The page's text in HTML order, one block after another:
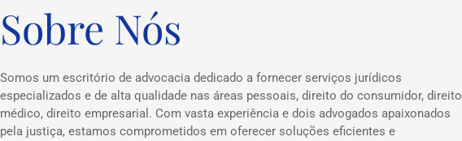
Sobre Nós
Somos um escritório de advocacia dedicado a fornecer serviços jurídicos
especializados e de alta qualidade nas áreas pessoais, direito do consumidor, direito
médico, direito empresarial. Com vasta experiência e dois advogados apaixonados
pela justiça, estamos comprometidos em oferecer soluções eficientes e